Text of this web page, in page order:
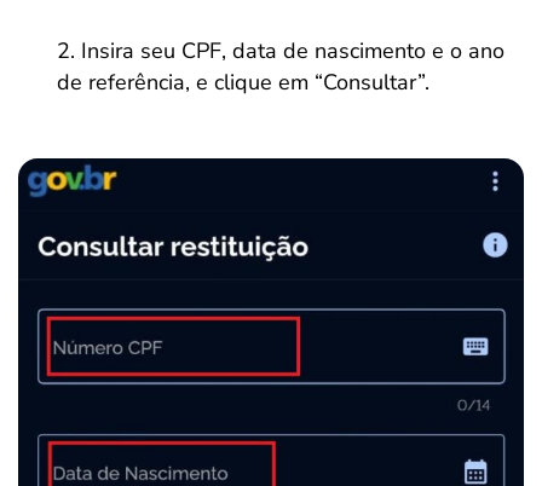
Insira seu CPF, data de nascimento e o ano
de referência, e clique em “Consultar”.